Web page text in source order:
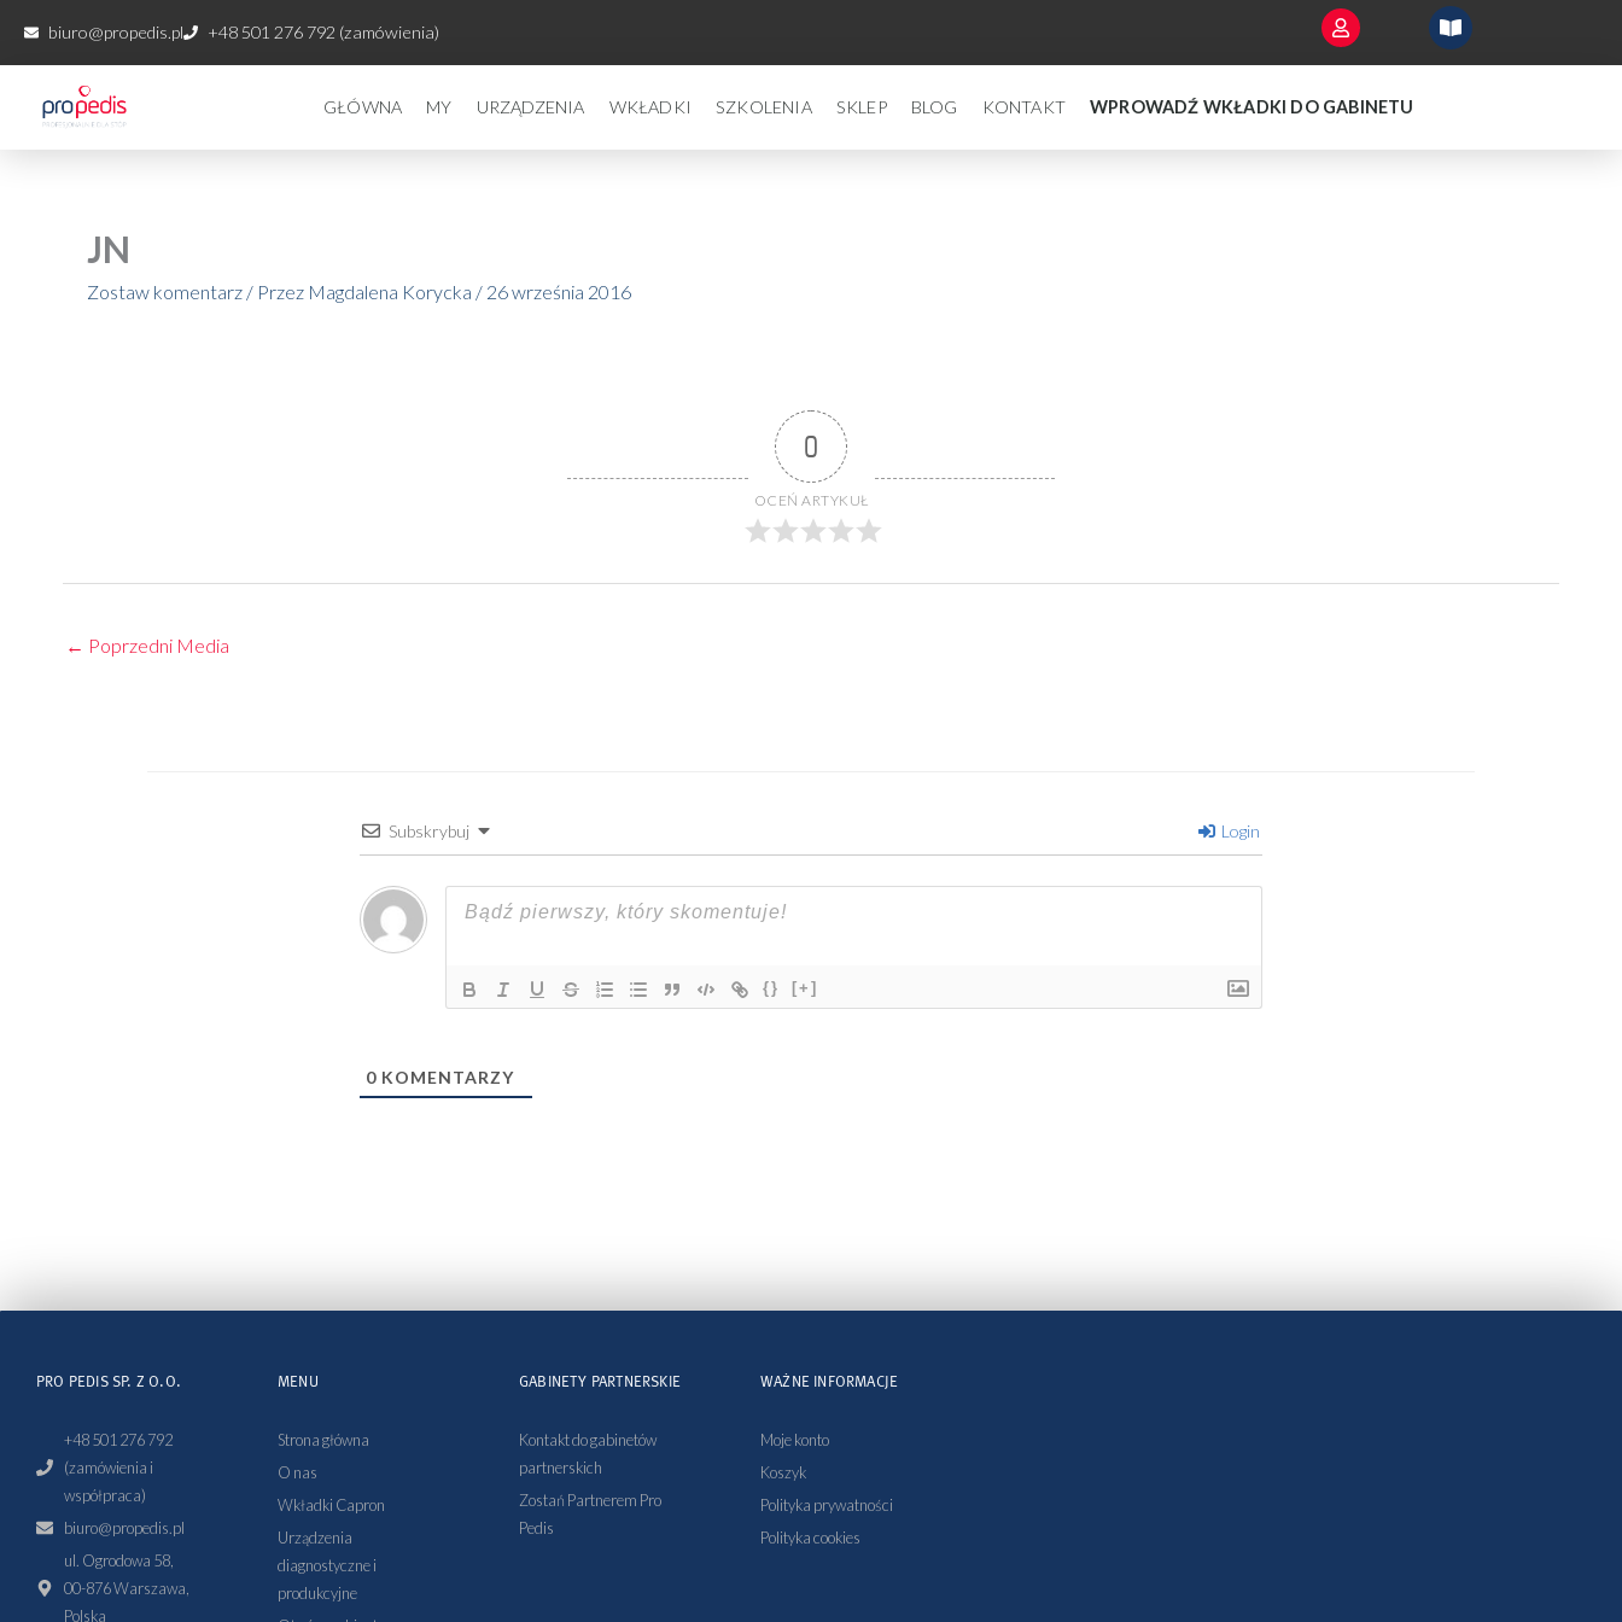
biuro@propedis.pl +48 501 276 792 (zamówienia)
GŁÓWNA MY URZĄDZENIA WKŁADKI SZKOLENIA SKLEP BLOG KONTAKT WPROWADŹ WKŁADKI DO GABINETU
JN
Zostaw komentarz / Przez Magdalena Korycka / 26 września 2016
0
OCEŃ ARTYKUŁ
← Poprzedni Media
Subskrybuj Login
{} [+]
0 KOMENTARZY
PRO PEDIS SP. Z O.O.
+48 501 276 792
(zamówienia i
współpraca)
biuro@propedis.pl
ul. Ogrodowa 58,
00-876 Warszawa,
Polska
MENU
Strona główna
O nas
Wkładki Capron
Urządzenia
diagnostyczne i
produkcyjne
GABINETY PARTNERSKIE
Kontakt do gabinetów
partnerskich
Zostań Partnerem Pro
Pedis
WAŻNE INFORMACJE
Moje konto
Koszyk
Polityka prywatności
Polityka cookies